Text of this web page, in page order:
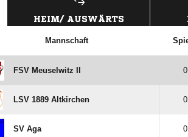
HEIM/ AUSWÄRTS
Mannschaft
FSV Meuselwitz II 0
LSV 1889 Altkirchen 0
SV Aga 0